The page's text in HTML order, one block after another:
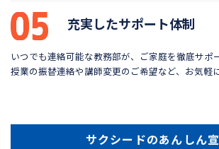
充実したサポート体制
いつでも連絡可能な教務部が、ご家庭を徹底サポ
授業の振替連絡や講師変更のご希望など、お気軽
サクシードのあんしん